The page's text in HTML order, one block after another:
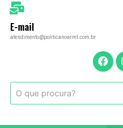
E-mail
atendimento@politicanoarmt.com.br